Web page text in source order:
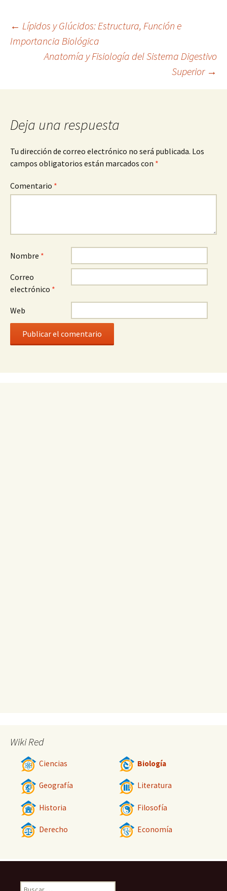
Navegación
entradas
← Lípidos y Glúcidos: Estructura, Función e
Importancia Biológica
Anatomía y Fisiología del Sistema Digestivo
Superior →
Deja una respuesta
Tu dirección de correo electrónico no será publicada. Los
campos obligatorios están marcados con *
Comentario *
Nombre *
Correo
electrónico *
Web
Wiki Red
Ciencias Biología
Geografía Literatura
Historia Filosofía
Derecho Economía
Buscar: